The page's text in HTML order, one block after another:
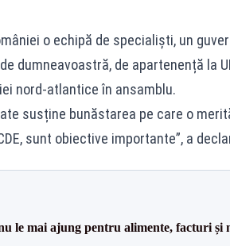
o echipă de specialiști, un
dumneavoastră, de apartenență la
nord-atlantice în ansamblu.
susține bunăstarea pe care o
sunt obiective importante”, a
le mai ajung pentru alimente, facturi și